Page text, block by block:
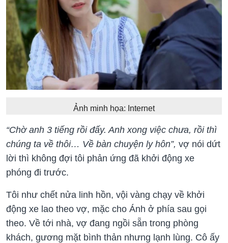
Ảnh minh họa: Internet
“Chờ anh 3 tiếng rồi đấy. Anh xong việc chưa, rồi thì
chúng ta về thôi… Về bàn chuyện ly hôn”, vợ nói dứt
lời thì không đợi tôi phản ứng đã khởi động xe
phóng đi trước.
Tôi như chết nửa linh hồn, vội vàng chạy về khởi
động xe lao theo vợ, mặc cho Ánh ở phía sau gọi
theo. Về tới nhà, vợ đang ngồi sẵn trong phòng
khách, gương mặt bình thản nhưng lạnh lùng. Cô ấy